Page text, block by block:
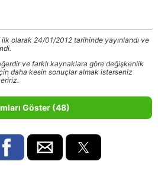
ilk olarak 24/01/2012 tarihinde yayınlandı ve
ve farklı kaynaklara göre değişkenlik
daha kesin sonuçlar almak isterseniz
Göster (48)